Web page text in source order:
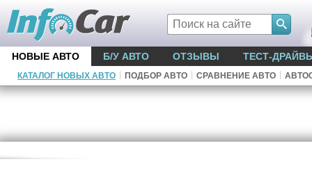
НОВЫЕ АВТО Б/У АВТО ОТЗЫВЫ ТЕСТ-
КАТАЛОГ НОВЫХ АВТО ПОДБОР АВТО СРАВНЕНИЕ АВТО